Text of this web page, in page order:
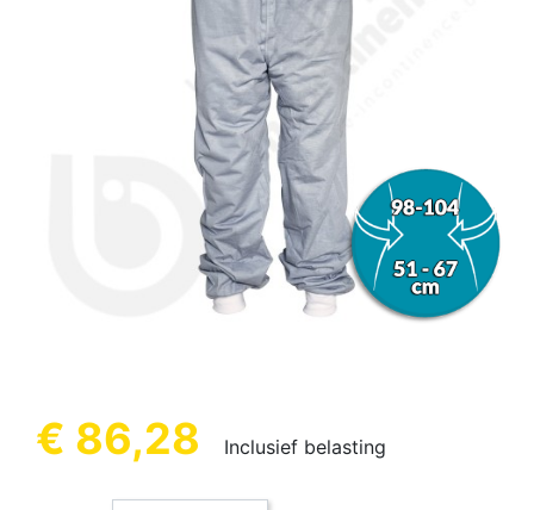
€ 86,28 Inclusief belasting